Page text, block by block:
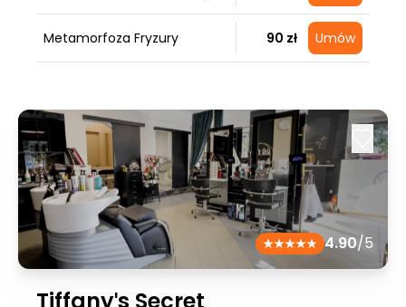
Metamorfoza Fryzury 90 zł Umów
4.90/5